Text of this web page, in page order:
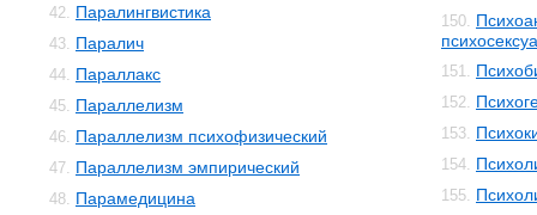
42. Паралингвистика
43. Паралич
44. Параллакс
45. Параллелизм
46. Параллелизм психофизический
47. Параллелизм эмпирический
48. Парамедицина
150.
151.
152.
153.
154.
155.